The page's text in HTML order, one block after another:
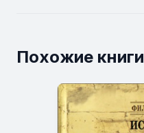
Похожие книги